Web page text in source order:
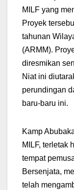
MILF yang
Proyek
tahunan
(ARMM).
diresmikan
Niat ini
perundingan
baru-baru ini.
Kamp
MILF, terletak
tempat
Bersenjata,
telah